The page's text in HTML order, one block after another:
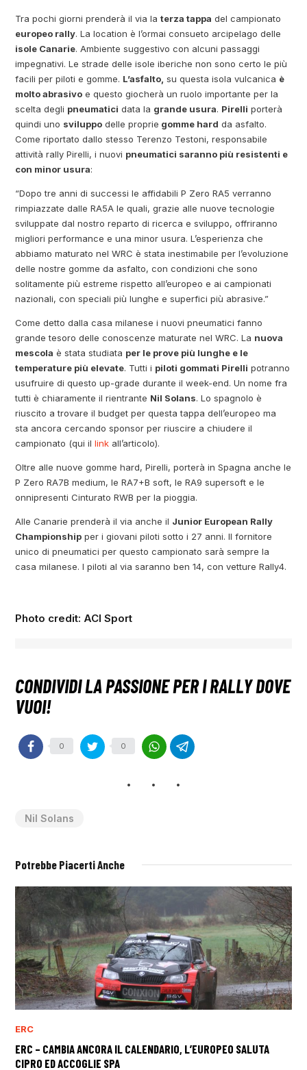
Tra pochi giorni prenderà il via laterza tappa del campionato
europeo rally. La location è l’ormai consueto arcipelago delle
isole Canarie. Ambiente suggestivo con alcuni passaggi
impegnativi. Le strade delle isole iberiche non sono certo le più
facili per piloti e gomme. L’asfalto, su questa isola vulcanica è
molto abrasivo e questo giocherà un ruolo importante per la
scelta degli pneumatici data la grande usura. Pirelli porterà
quindi uno sviluppo delle proprie gomme hard da asfalto.
Come riportato dallo stesso Terenzo Testoni, responsabile
attività rally Pirelli, i nuovi pneumatici saranno più resistenti e
con minor usura:
“Dopo tre anni di successi le affidabili P Zero RA5 verranno
rimpiazzate dalle RA5A le quali, grazie alle nuove tecnologie
sviluppate dal nostro reparto di ricerca e sviluppo, offriranno
migliori performance e una minor usura. L’esperienza che
abbiamo maturato nel WRC è stata inestimabile per l’evoluzione
delle nostre gomme da asfalto, con condizioni che sono
solitamente più estreme rispetto all’europeo e ai campionati
nazionali, con speciali più lunghe e superfici più abrasive.”
Come detto dalla casa milanese i nuovi pneumatici fanno
grande tesoro delle conoscenze maturate nel WRC. La nuova
mescola è stata studiata per le prove più lunghe e le
temperature più elevate. Tutti i piloti gommati Pirelli potranno
usufruire di questo up-grade durante il week-end. Un nome fra
tutti è chiaramente il rientrante Nil Solans. Lo spagnolo è
riuscito a trovare il budget per questa tappa dell’europeo ma
sta ancora cercando sponsor per riuscire a chiudere il
campionato (qui illink all’articolo).
Oltre alle nuove gomme hard, Pirelli, porterà in Spagna anche le
P Zero RA7B medium, le RA7+B soft, le RA9 supersoft e le
onnipresenti Cinturato RWB per la pioggia.
Alle Canarie prenderà il via anche il Junior European Rally
Championship per i giovani piloti sotto i 27 anni. Il fornitore
unico di pneumatici per questo campionato sarà sempre la
casa milanese. I piloti al via saranno ben 14, con vetture Rally4.
Photo credit: ACI Sport
0 0
Nil Solans
Potrebbe Piacerti Anche
ERC
ERC – CAMBIA ANCORA IL CALENDARIO, L’EUROPEO SALUTA
CIPRO ED ACCOGLIE SPA